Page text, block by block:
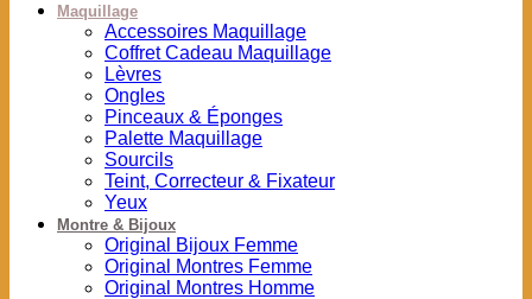
Maquillage
Accessoires Maquillage
Coffret Cadeau Maquillage
Lèvres
Ongles
Pinceaux & Éponges
Palette Maquillage
Sourcils
Teint, Correcteur & Fixateur
Yeux
Montre & Bijoux
Original Bijoux Femme
Original Montres Femme
Original Montres Homme